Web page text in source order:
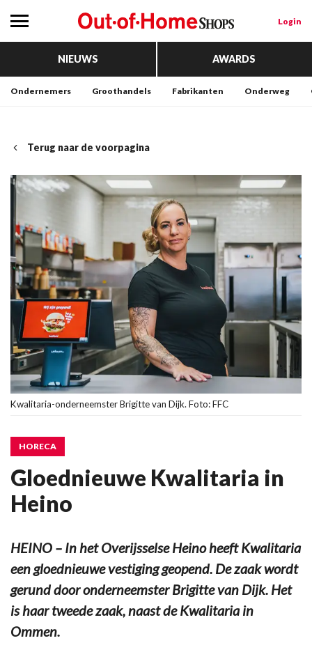
Login
NIEUWS AWARDS
Ondernemers Groothandels Fabrikanten Onderweg
Terug naar de voorpagina
Kwalitaria-onderneemster Brigitte van Dijk. Foto: FFC
HORECA
Gloednieuwe Kwalitaria in
Heino
HEINO – In het Overijsselse Heino heeft Kwalitaria
een gloednieuwe vestiging geopend. De zaak wordt
gerund door onderneemster Brigitte van Dijk. Het
is haar tweede zaak, naast de Kwalitaria in
Ommen.